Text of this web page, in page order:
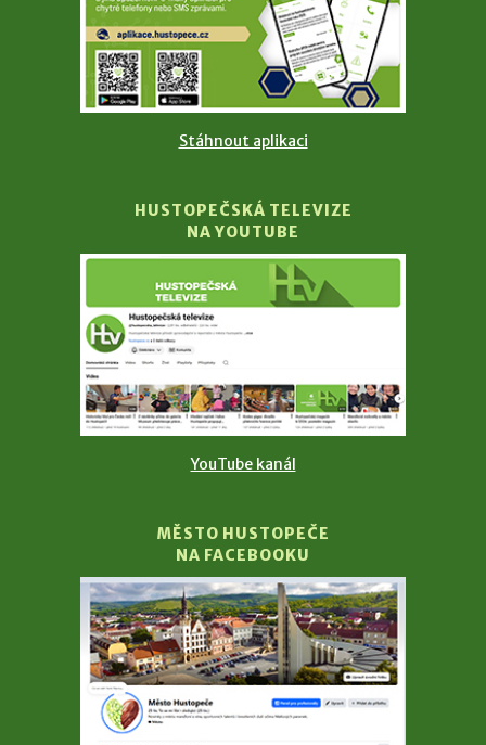
Stáhnout aplikaci
HUSTOPEČSKÁ TELEVIZE
NA YOUTUBE
YouTube kanál
MĚSTO HUSTOPEČE
NA FACEBOOKU